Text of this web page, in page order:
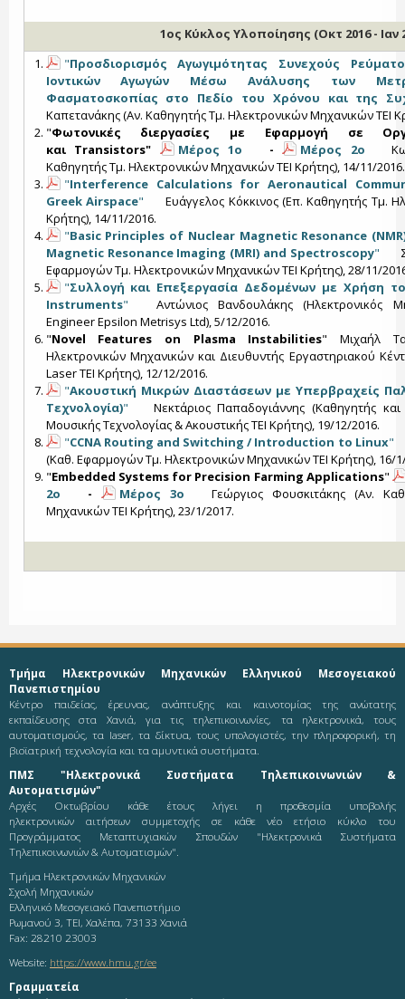
1ος Κύκλος Υλοποίησης (Οκτ 2016 - Ιαν
"Προσδιορισµός Αγωγιµότητας Συνεχούς
Ιοντικών Αγωγών Μέσω Ανάλυσης των
Φασµατοσκοπίας στο Πεδίο του Χρόνου και της
Καπετανάκης (Αν. Καθηγητής Τμ. Ηλεκτρονικών Μηχανικών ΤΕΙ
"Φωτονικές διεργασίες με Εφαρμογή σε
και Transistors"
Μέρος 1ο - Μέρος 2ο
Καθηγητής Τμ. Ηλεκτρονικών Μηχανικών ΤΕΙ Κρήτης), 14/11/
"Interference Calculations for Aeronautical
Greek Airspace"
Ευάγγελος Κόκκινος (Επ. Καθηγητής Τμ.
Κρήτης), 14/11/2016.
"Basic Principles of Nuclear Magnetic Resonance
Magnetic Resonance Imaging (MRI) and Spectroscopy"
Εφαρμογών Τμ. Ηλεκτρονικών Μηχανικών ΤΕΙ Κρήτης), 28/11/
"Συλλογή και Επεξεργασία Δεδομένων με Χρήση
Instruments"
Αντώνιος Βανδουλάκης (Ηλεκτρονικός
Engineer Epsilon Metrisys Ltd), 5/12/2016.
"Novel Features on Plasma Instabilities" Μιχαήλ
Ηλεκτρονικών Μηχανικών και Διευθυντής Εργαστηριακού
Laser ΤΕΙ Κρήτης), 12/12/2016.
"Ακουστική Μικρών Διαστάσεων µε Υπερβραχείς
Τεχνολογία)"
Νεκτάριος Παπαδογιάννης (Καθηγητής
Μουσικής Τεχνολογίας & Ακουστικής ΤΕΙ Κρήτης), 19/12/2016.
"CCNA Routing and Switching / Introduction to Linux"
(Καθ. Εφαρμογών Τμ. Ηλεκτρονικών Μηχανικών ΤΕΙ Κρήτης), 16/
"Embedded Systems for Precision Farming Applications"
2ο
- Μέρος 3ο
Γεώργιος Φουσκιτάκης (Αν.
Μηχανικών ΤΕΙ Κρήτης), 23/1/2017.
Τμήμα Ηλεκτρονικών Μηχανικών Ελληνικού Μεσογειακού
Πανεπιστημίου
Κέντρο παιδείας, έρευνας, ανάπτυξης και καινοτομίας της ανώτατης
εκπαίδευσης στα Χανιά, για τις τηλεπικοινωνίες, τα ηλεκτρονικά, τους
αυτοματισμούς, τα laser, τα δίκτυα, τους υπολογιστές, την πληροφορική, τη
βιοϊατρική τεχνολογία και τα αμυντικά συστήματα.
ΠΜΣ "Ηλεκτρονικά Συστήματα Τηλεπικοινωνιών &
Αυτοματισμών"
Αρχές Οκτωβρίου κάθε έτους λήγει η προθεσμία υποβολής
ηλεκτρονικών αιτήσεων συμμετοχής σε κάθε νέο ετήσιο κύκλο του
Προγράμματος Μεταπτυχιακών Σπουδών "Ηλεκτρονικά Συστήματα
Τηλεπικοινωνιών & Αυτοματισμών".
Τμήμα Ηλεκτρονικών Μηχανικών
Σχολή Μηχανικών
Ελληνικό Μεσογειακό Πανεπιστήμιο
Ρωμανού 3, ΤΕΙ, Χαλέπα, 73133 Χανιά
Fax: 28210 23003
Website: https://www.hmu.gr/ee
Γραμματεία